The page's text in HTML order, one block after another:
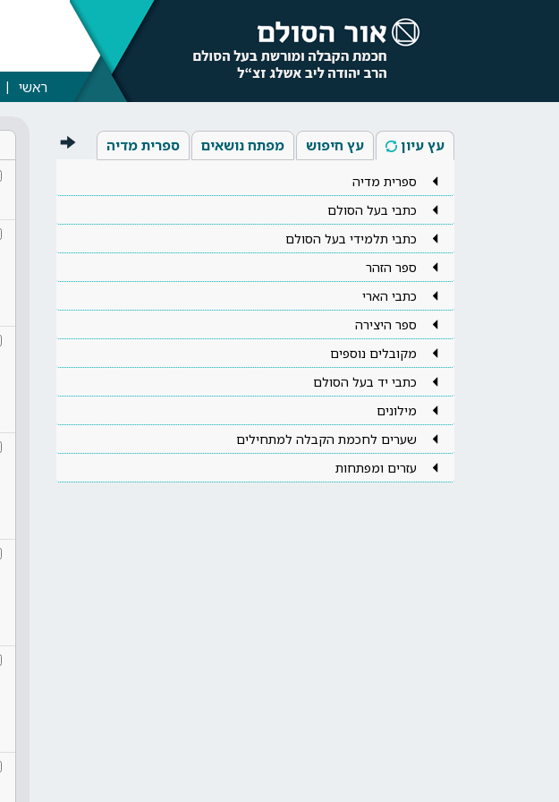
ראשי
עץ עיון עץ חיפוש מפתח נושאים ספרית מדיה
ספרית מדיה
כתבי בעל הסולם
כתבי תלמידי בעל הסולם
ספר הזהר
כתבי הארי
ספר היצירה
מקובלים נוספים
כתבי יד בעל הסולם
מילונים
שערים לחכמת הקבלה למתחילים
עזרים ומפתחות